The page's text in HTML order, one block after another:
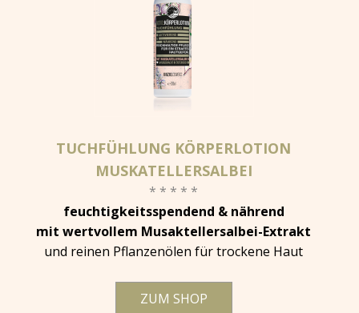
TUCHFÜHLUNG KÖRPERLOTION
MUSKATELLERSALBEI
* * * * *
feuchtigkeitsspendend & nährend
mit wertvollem Musaktellersalbei-Extrakt
und reinen Pflanzenölen für trockene Haut
ZUM SHOP